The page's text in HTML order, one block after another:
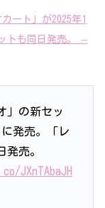
ート」が2025年1
トも同日発売。 –
」の新セッ
に発売。「レ
売。
JXnTAbaJH